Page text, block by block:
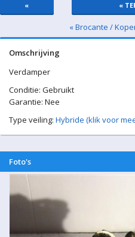
« «
« Brocante /
Omschrijving
Verdamper
Conditie: Gebruikt
Garantie: Nee
Type veiling: Hybride (klik voor
Foto's